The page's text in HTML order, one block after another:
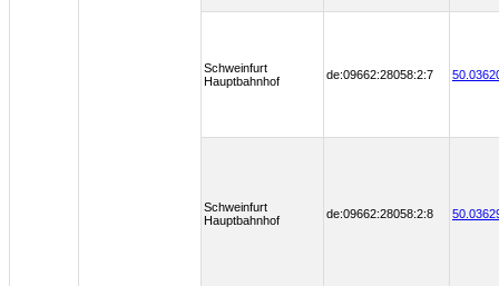
Schweinfurt
Hauptbahnhof
de:09662:28058:2:7
Schweinfurt
Hauptbahnhof
de:09662:28058:2:8